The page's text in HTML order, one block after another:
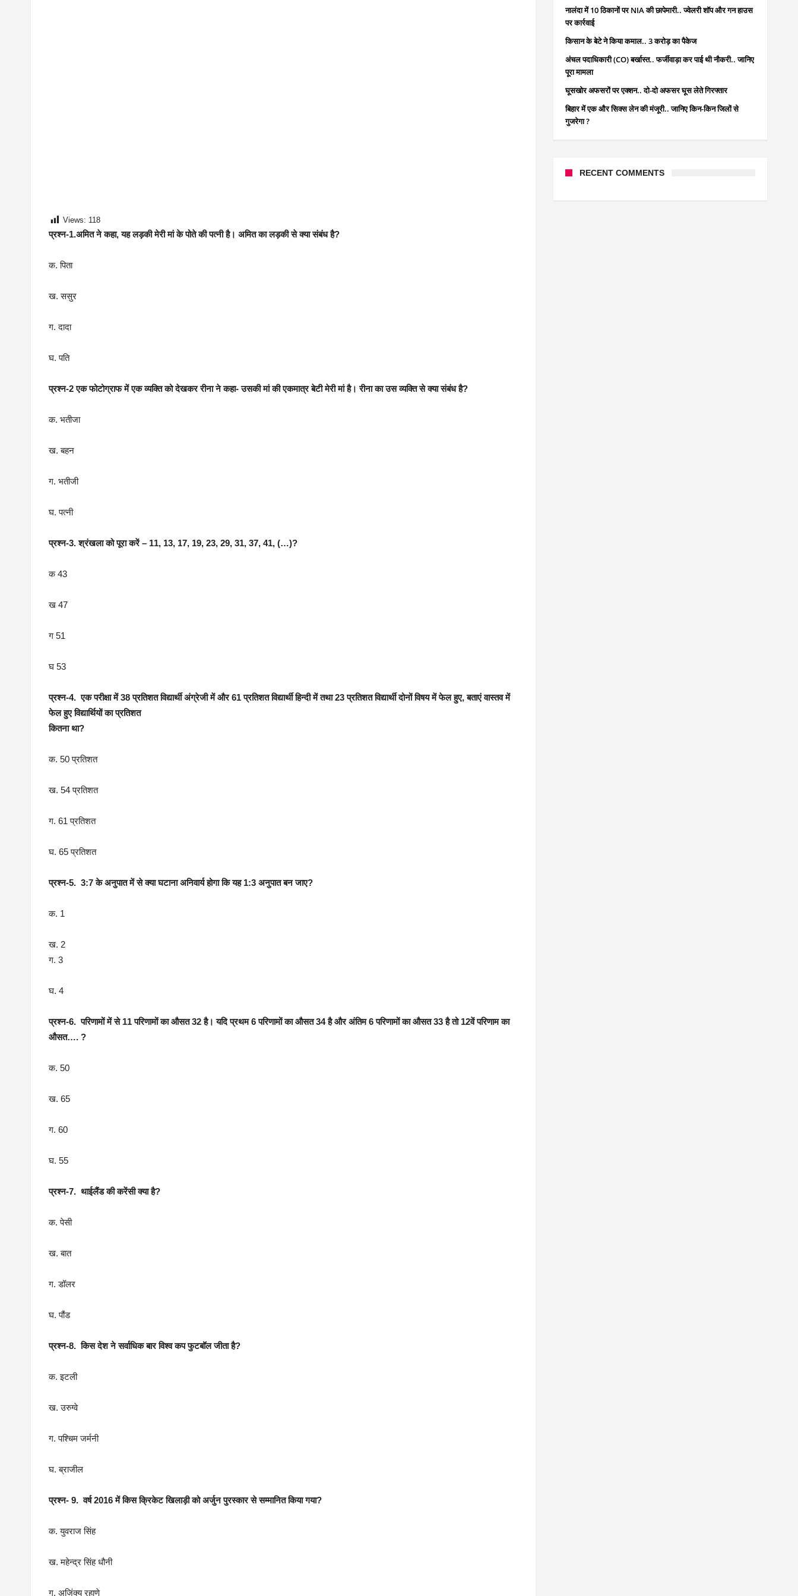
Views: 118
प्रश्न-1.अमित ने कहा, यह लड़की मेरी मां के पोते की पत्नी है। अमित का लड़की से क्या संबंध है?
क. पिता
ख. ससुर
ग. दादा
घ. पति
प्रश्न-2 एक फोटोग्राफ में एक व्यक्ति को देखकर रीना ने कहा- उसकी मां की एकमात्र बेटी मेरी मां है। रीना का उस व्यक्ति से क्या संबंध है?
क. भतीजा
ख. बहन
ग. भतीजी
घ. पत्नी
प्रश्न-3. श्रंखला को पूरा करें – 11, 13, 17, 19, 23, 29, 31, 37, 41, (…)?
क 43
ख 47
ग 51
घ 53
प्रश्न-4. एक परीक्षा में 38 प्रतिशत विद्यार्थी अंग्रेजी में और 61 प्रतिशत विद्यार्थी हिन्दी में तथा 23 प्रतिशत विद्यार्थी दोनों विषय में फेल हुए, बताएं वास्तव में
फेल हुए विद्यार्थियों का प्रतिशत
कितना था?
क. 50 प्रतिशत
ख. 54 प्रतिशत
ग. 61 प्रतिशत
घ. 65 प्रतिशत
प्रश्न-5. 3:7 के अनुपात में से क्या घटाना अनिवार्य होगा कि यह 1:3 अनुपात बन जाए?
क. 1
ख. 2
ग. 3
घ. 4
प्रश्न-6. परिणामों में से 11 परिणामों का औसत 32 है। यदि प्रथम 6 परिणामों का औसत 34 है और अंतिम 6 परिणामों का औसत 33 है तो 12वें परिणाम का
औसत…. ?
क. 50
ख. 65
ग. 60
घ. 55
प्रश्न-7. थाईलैंड की करेंसी क्या है?
क. पेसी
ख. बात
ग. डॉलर
घ. पौंड
प्रश्न-8. किस देश ने सर्वाधिक बार विश्व कप फुटबॉल जीता है?
क. इटली
ख. उरुग्वे
ग. पश्चिम जर्मनी
घ. ब्राजील
प्रश्न- 9. वर्ष 2016 में किस क्रिकेट खिलाड़ी को अर्जुन पुरस्कार से सम्मानित किया गया?
क. युवराज सिंह
ख. महेन्द्र सिंह धौनी
ग. अजिंक्य रहाणे
नालंदा में 10 ठिकानों पर NIA की छापेमारी.. ज्वेलरी शॉप और गन हाउस
पर कार्रवाई
किसान के बेटे ने किया कमाल.. 3 करोड़ का पैकेज
अंचल पदाधिकारी (CO) बर्खास्त.. फर्जीवाड़ा कर पाई थी नौकरी.. जानिए
पूरा मामला
घूसखोर अफसरों पर एक्शन.. दो-दो अफसर घूस लेते गिरफ्तार
बिहार में एक और सिक्स लेन की मंजूरी.. जानिए किन-किन जिलों से
गुजरेगा ?
RECENT COMMENTS